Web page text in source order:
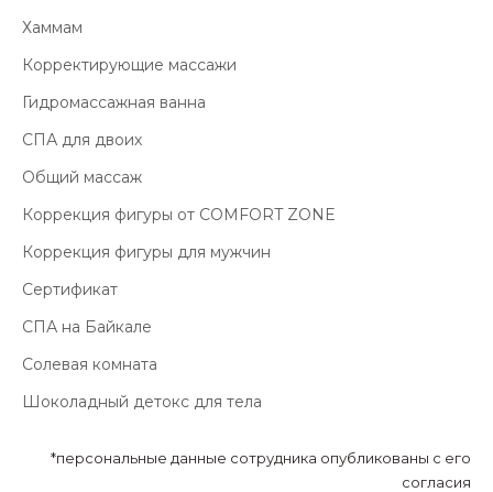
Хаммам
Корректирующие массажи
Гидромассажная ванна
СПА для двоих
Общий массаж
Коррекция фигуры от COMFORT ZONE
Коррекция фигуры для мужчин
Сертификат
СПА на Байкале
Солевая комната
Шоколадный детокс для тела
*персональные данные сотрудника опубликованы с его
согласия